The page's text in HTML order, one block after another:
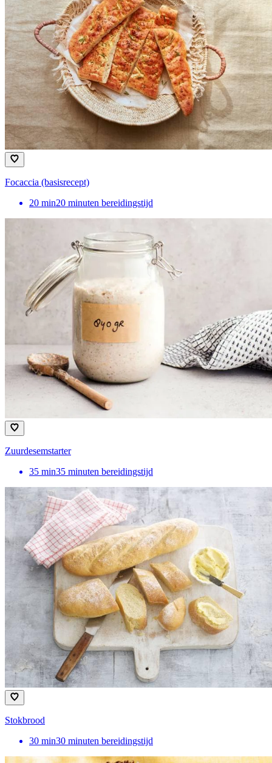
Focaccia (basisrecept)
20 min20 minuten bereidingstijd
Zuurdesemstarter
35 min35 minuten bereidingstijd
Stokbrood
30 min30 minuten bereidingstijd